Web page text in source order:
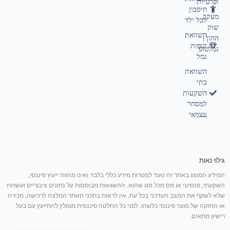
חיסכון
לכל ילד
השוואת
קופות
גמל
השוואת
בתי
השקעות
למסחר
עצמאי
ופרטיות
מעקב
שוק
ההון |
גמלטופ
גילוי נאות
המידע המוצג באתר זה נועד למטרות מידע כללי בלבד ואינו מהווה ייעוץ פיננסי,
השקעתי, פנסיוני או מס מכל סוג שהוא. ההשוואות מבוססות על נתונים ציבוריים ועשויות
שלא לשקף את המצב העדכני בכל עת. אין לראות בתכני האתר המלצה לרכישה, מכירה
או החזקה של מוצר פיננסי כלשהו. לפני כל החלטה פיננסית מומלץ להתייעץ עם בעל
רישיון מתאים.